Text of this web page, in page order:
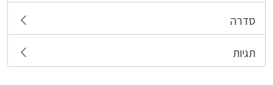
סדרה
תגיות